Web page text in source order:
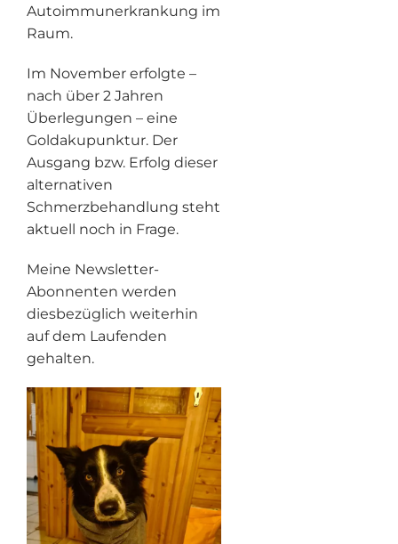
Autoimmunerkrankung im
Raum.
Im November erfolgte –
nach über 2 Jahren
Überlegungen – eine
Goldakupunktur. Der
Ausgang bzw. Erfolg dieser
alternativen
Schmerzbehandlung steht
aktuell noch in Frage.
Meine Newsletter-
Abonnenten werden
diesbezüglich weiterhin
auf dem Laufenden
gehalten.